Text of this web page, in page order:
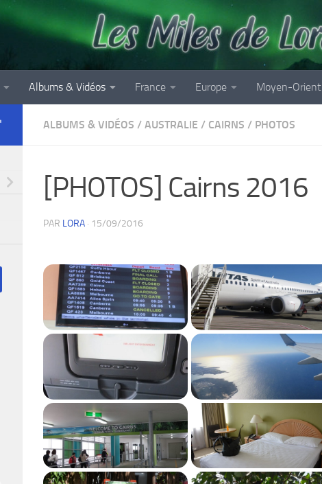
Albums & Vidéos France Europe Moyen-Orient
ALBUMS & VIDÉOS / AUSTRALIE / CAIRNS / PHOTOS
[PHOTOS] Cairns 2016
PAR LORA · 15/09/2016